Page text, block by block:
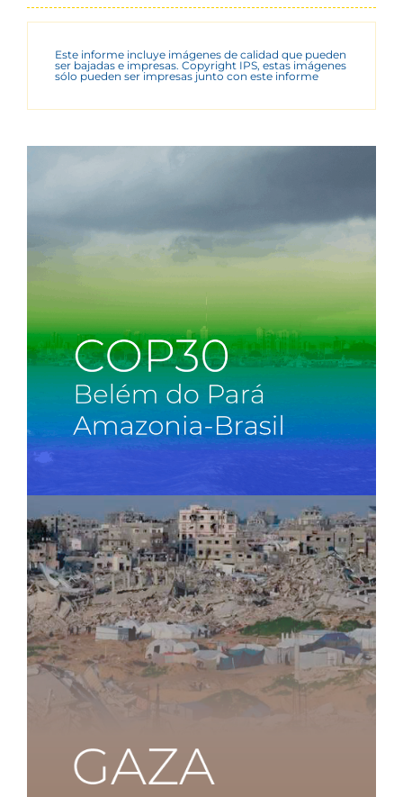
Este informe incluye imágenes de calidad que pueden
ser bajadas e impresas. Copyright IPS, estas imágenes
sólo pueden ser impresas junto con este informe